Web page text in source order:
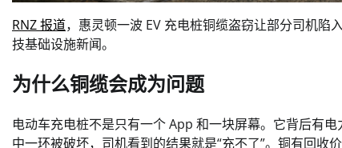
RNZ 报道，惠灵顿一波 EV 充电桩铜缆盗窃让部分司机
技基础设施新闻。
为什么铜缆会成为问题
电动车充电桩不是只有一个 App 和一块屏幕。它背后有
中一环被破坏，司机看到的结果就是“充不了”。铜有回收